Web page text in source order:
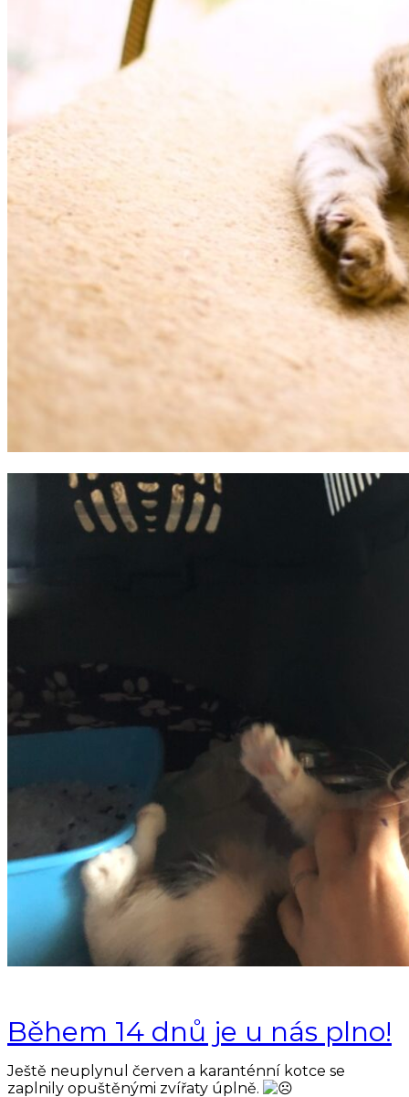
Během 14 dnů je u nás plno!
Ještě neuplynul červen a karanténní kotce se
zaplnily opuštěnými zvířaty úplně.